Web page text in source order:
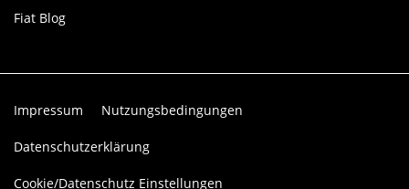
Fiat Blog
Impressum Nutzungsbedingungen
Datenschutzerklärung
Cookie/Datenschutz Einstellungen